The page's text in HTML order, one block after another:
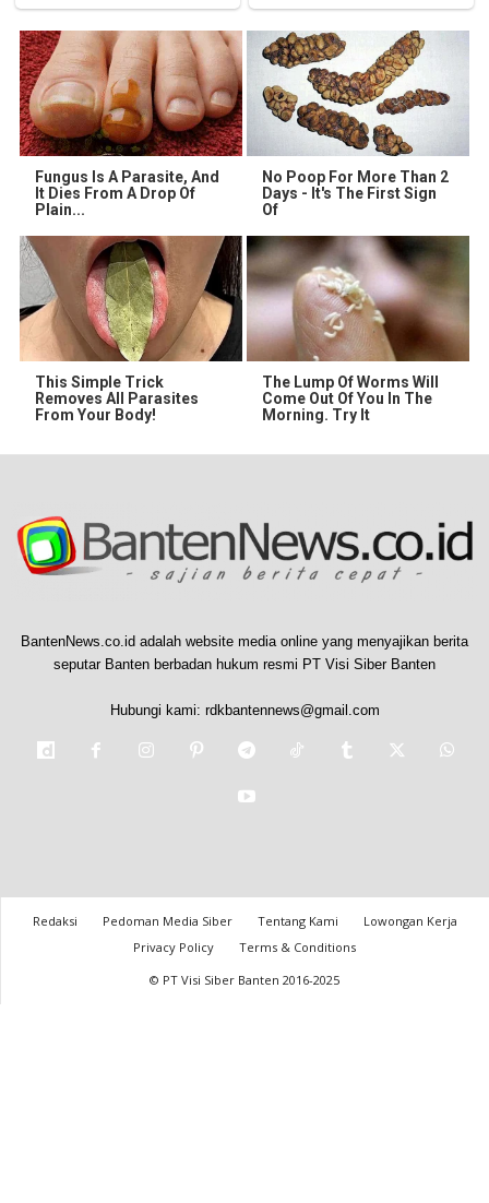
Fungus Is A Parasite, And
It Dies From A Drop Of
Plain...
No Poop For More Than 2
Days - It's The First Sign
Of
This Simple Trick
Removes All Parasites
From Your Body!
The Lump Of Worms Will
Come Out Of You In The
Morning. Try It
BantenNews.co.id adalah website media online yang menyajikan berita
seputar Banten berbadan hukum resmi PT Visi Siber Banten
Hubungi kami: rdkbantennews@gmail.com
Redaksi Pedoman Media Siber Tentang Kami
Lowongan Kerja
Privacy Policy
Terms & Conditions
© PT Visi Siber Banten 2016-2025